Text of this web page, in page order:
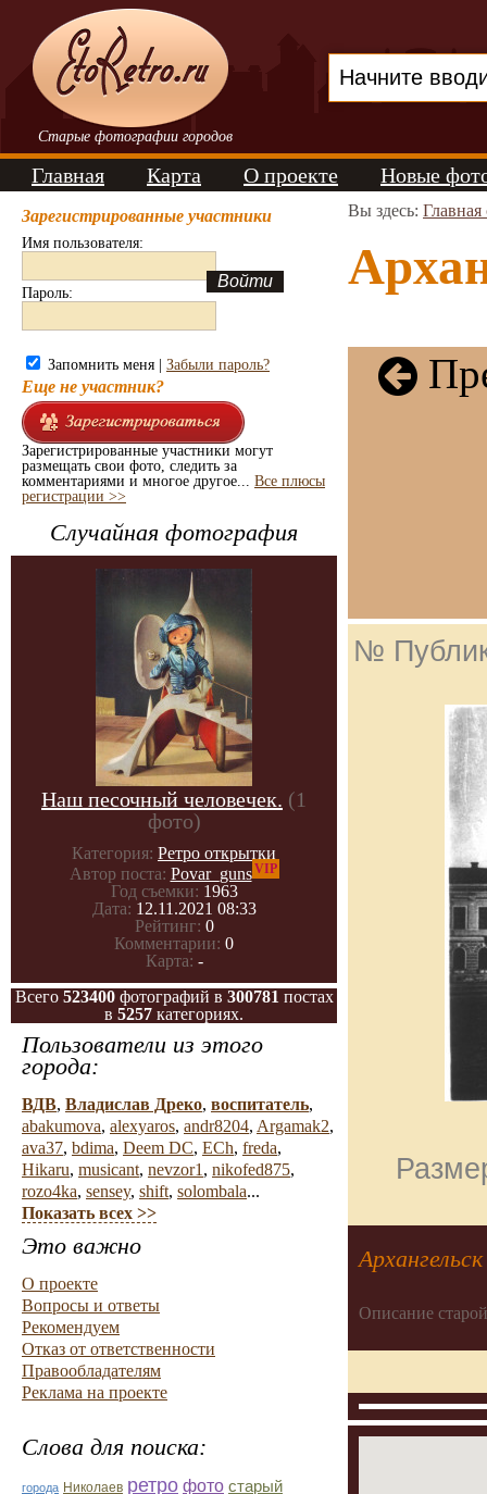
Старые фотографии городов
Главная Карта О проекте Новые
Зарегистрированные участники
Имя пользователя:
Пароль:
Запомнить меня | Забыли пароль?
Еще не участник?
Зарегистрированные участники могут
размещать свои фото, следить за
комментариями и многое другое... Все плюсы
регистрации >>
Случайная фотография
Наш песочный человечек. (1
фото)
Категория: Ретро открытки
Автор поста: Povar_gunsVIP
Год съемки: 1963
Дата: 12.11.2021 08:33
Рейтинг: 0
Комментарии: 0
Карта: -
Всего 523400фотографий в 300781 постах
в 5257 категориях.
Пользователи из этого
города:
ВДВ, Владислав Дреко, воспитатель,
abakumova, alexyaros, andr8204, Argamak2,
ava37, bdima, Deem DC, ECh, freda,
Hikaru, musicant, nevzor1 , nikofed875,
rozo4ka, sensey, shift, solombala...
Показать всех >>
Это важно
О проекте
Вопросы и ответы
Рекомендуем
Отказ от ответственности
Правообладателям
Реклама на проекте
Слова для поиска:
города Николаев ретро фото старый
Вы здесь: Главная
№
Архангельск
Описание